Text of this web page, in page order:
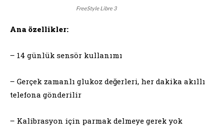
FreeStyle Libre 3
Ana özellikler:
– 14 günlük sensör kullanımı
– Gerçek zamanlı glukoz değerleri, her dakika akıllı
telefona gönderilir
– Kalibrasyon için parmak delmeye gerek yok